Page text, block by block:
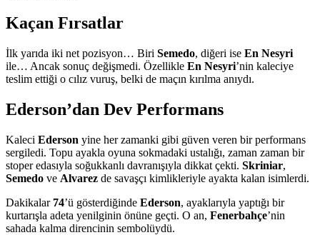
Kaçan Fırsatlar
İlk yarıda iki net pozisyon… Biri Semedo, diğeri ise En Nesyri
ile… Ancak sonuç değişmedi. Özellikle En Nesyri’nin kaleciye
teslim ettiği o cılız vuruş, belki de maçın kırılma anıydı.
Ederson’dan Dev Performans
Kaleci Ederson yine her zamanki gibi güven veren bir performans
sergiledi. Topu ayakla oyuna sokmadaki ustalığı, zaman zaman bir
stoper edasıyla soğukkanlı davranışıyla dikkat çekti. Skriniar,
Semedo ve Alvarez de savaşçı kimlikleriyle ayakta kalan isimlerdi.
Dakikalar 74’ü gösterdiğinde Ederson, ayaklarıyla yaptığı bir
kurtarışla adeta yenilginin önüne geçti. O an, Fenerbahçe’nin
sahada kalma direncinin sembolüydü.